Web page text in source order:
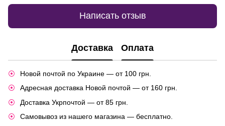
Написать отзыв
Доставка Оплата
Новой почтой по Украине — от 100 грн.
Адресная доставка Новой почтой — от 160 грн.
Доставка Укрпочтой — от 85 грн.
Самовывоз из нашего магазина — бесплатно.